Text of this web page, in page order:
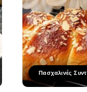
Πασχαλινές